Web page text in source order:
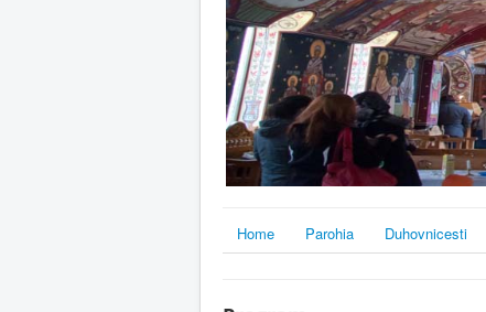
Home Parohia Duhovnicesti